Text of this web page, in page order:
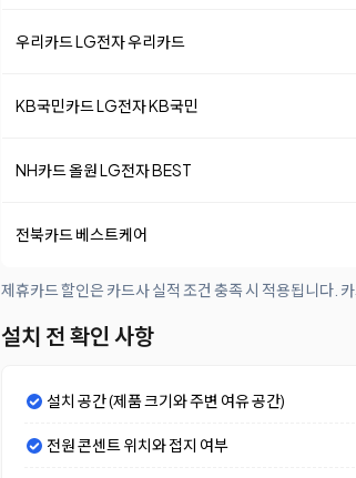
우리카드 LG전자 우리카드
KB국민카드 LG전자 KB국민
NH카드 올원 LG전자 BEST
전북카드 베스트케어
제휴카드 할인은 카드사 실적 조건 충족 시 적용됩니다.
설치 전 확인 사항
설치 공간 (제품 크기와 주변 여유 공간)
전원 콘센트 위치와 접지 여부